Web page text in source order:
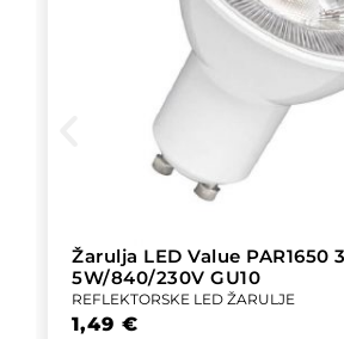
Žarulja LED Value PAR1650
5W/840/230V GU10
REFLEKTORSKE LED ŽARULJE
1,49 €